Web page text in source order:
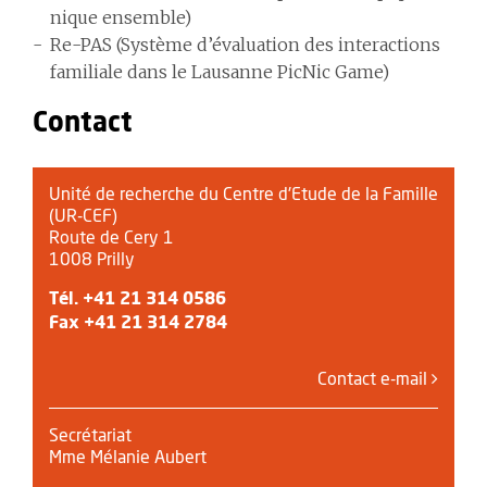
nique ensemble)
Re-PAS (Système d’évaluation des interactions
familiale dans le Lausanne PicNic Game)
Contact
Unité de recherche du Centre d'Etude de la Famille
(UR-CEF)
Route de Cery 1
1008 Prilly
Tél. +41 21 314 0586
Fax +41 21 314 2784
Contact e-mail
Secrétariat
Mme Mélanie Aubert